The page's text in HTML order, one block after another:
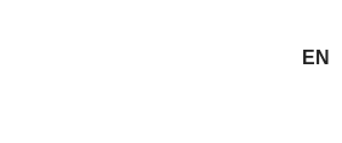
EN